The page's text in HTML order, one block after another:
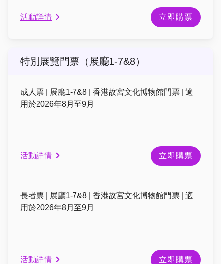
活動詳情 立即購票
特別展覽門票（展廳1-7&8）
成人票 | 展廳1-7&8 | 香港故宮文化博物館門票 | 適
用於2026年8月至9月
活動詳情 立即購票
長者票 | 展廳1-7&8 | 香港故宮文化博物館門票 | 適
用於2026年8月至9月
活動詳情 立即購票